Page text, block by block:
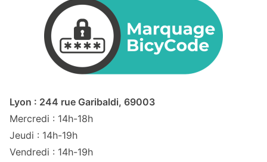
Lyon : 244 rue Garibaldi, 69003
Mercredi : 14h-18h
Jeudi : 14h-19h
Vendredi : 14h-19h